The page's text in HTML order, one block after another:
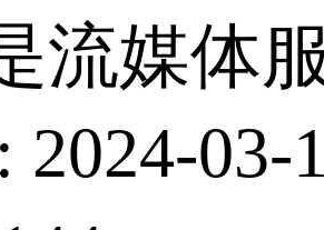
流媒体
2024-03-